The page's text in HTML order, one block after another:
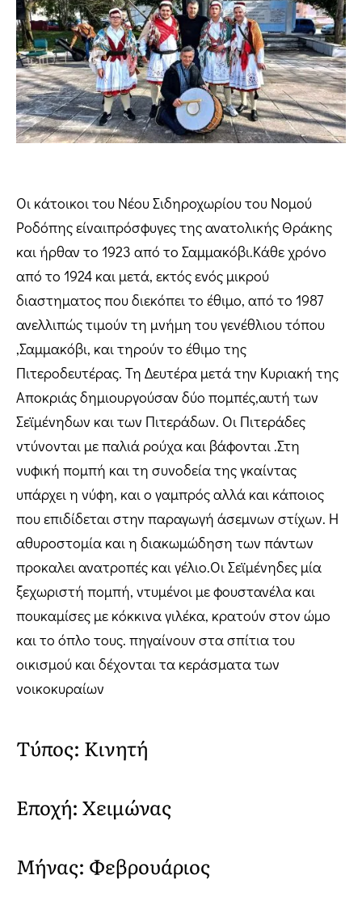
Οι κάτοικοι του Νέου Σιδηροχωρίου του Νομού
Ροδόπης είναιπρόσφυγες της ανατολικής Θράκης
και ήρθαν το 1923 από το Σαμμακόβι.Κάθε χρόνο
από το 1924 και μετά, εκτός ενός μικρού
διαστηματος που διεκόπει το έθιμο, από το 1987
ανελλιπώς τιμούν τη μνήμη του γενέθλιου τόπου
,Σαμμακόβι, και τηρούν το έθιμο της
Πιτεροδευτέρας. Τη Δευτέρα μετά την Κυριακή της
Αποκριάς δημιουργούσαν δύο πομπές,αυτή των
Σεϊμένηδων και των Πιτεράδων. Οι Πιτεράδες
ντύνονται με παλιά ρούχα και βάφονται .Στη
νυφική πομπή και τη συνοδεία της γκαίντας
υπάρχει η νύφη, και ο γαμπρός αλλά και κάποιος
που επιδίδεται στην παραγωγή άσεμνων στίχων. Η
αθυροστομία και η διακωμώδηση των πάντων
προκαλει ανατροπές και γέλιο.Οι Σεϊμένηδες μία
ξεχωριστή πομπή, ντυμένοι με φουστανέλα και
πουκαμίσες με κόκκινα γιλέκα, κρατούν στον ώμο
και το όπλο τους. πηγαίνουν στα σπίτια του
οικισμού και δέχονται τα κεράσματα των
νοικοκυραίων
Τύπος: Κινητή
Εποχή: Χειμώνας
Μήνας: Φεβρουάριος